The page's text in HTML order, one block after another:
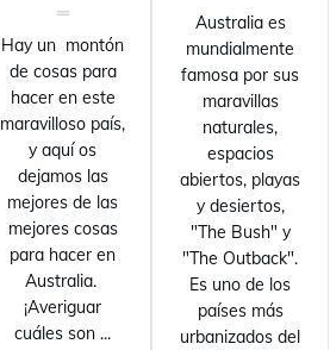
Hay un montón
de cosas para
hacer en este
maravilloso país,
y aquí os
dejamos las
mejores de las
mejores cosas
para hacer en
Australia.
¡Averiguar
cuáles son ...
Australia es
mundialmente
famosa por sus
maravillas
naturales,
espacios
abiertos, playas
y desiertos,
"The Bush" y
"The Outback".
Es uno de los
países más
urbanizados del